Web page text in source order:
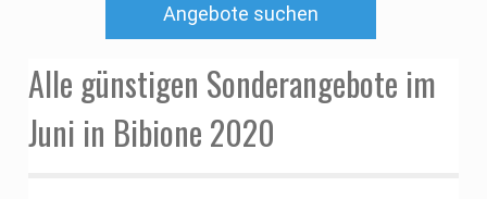
Angebote suchen
Alle günstigen Sonderangebote im
Juni in Bibione 2020